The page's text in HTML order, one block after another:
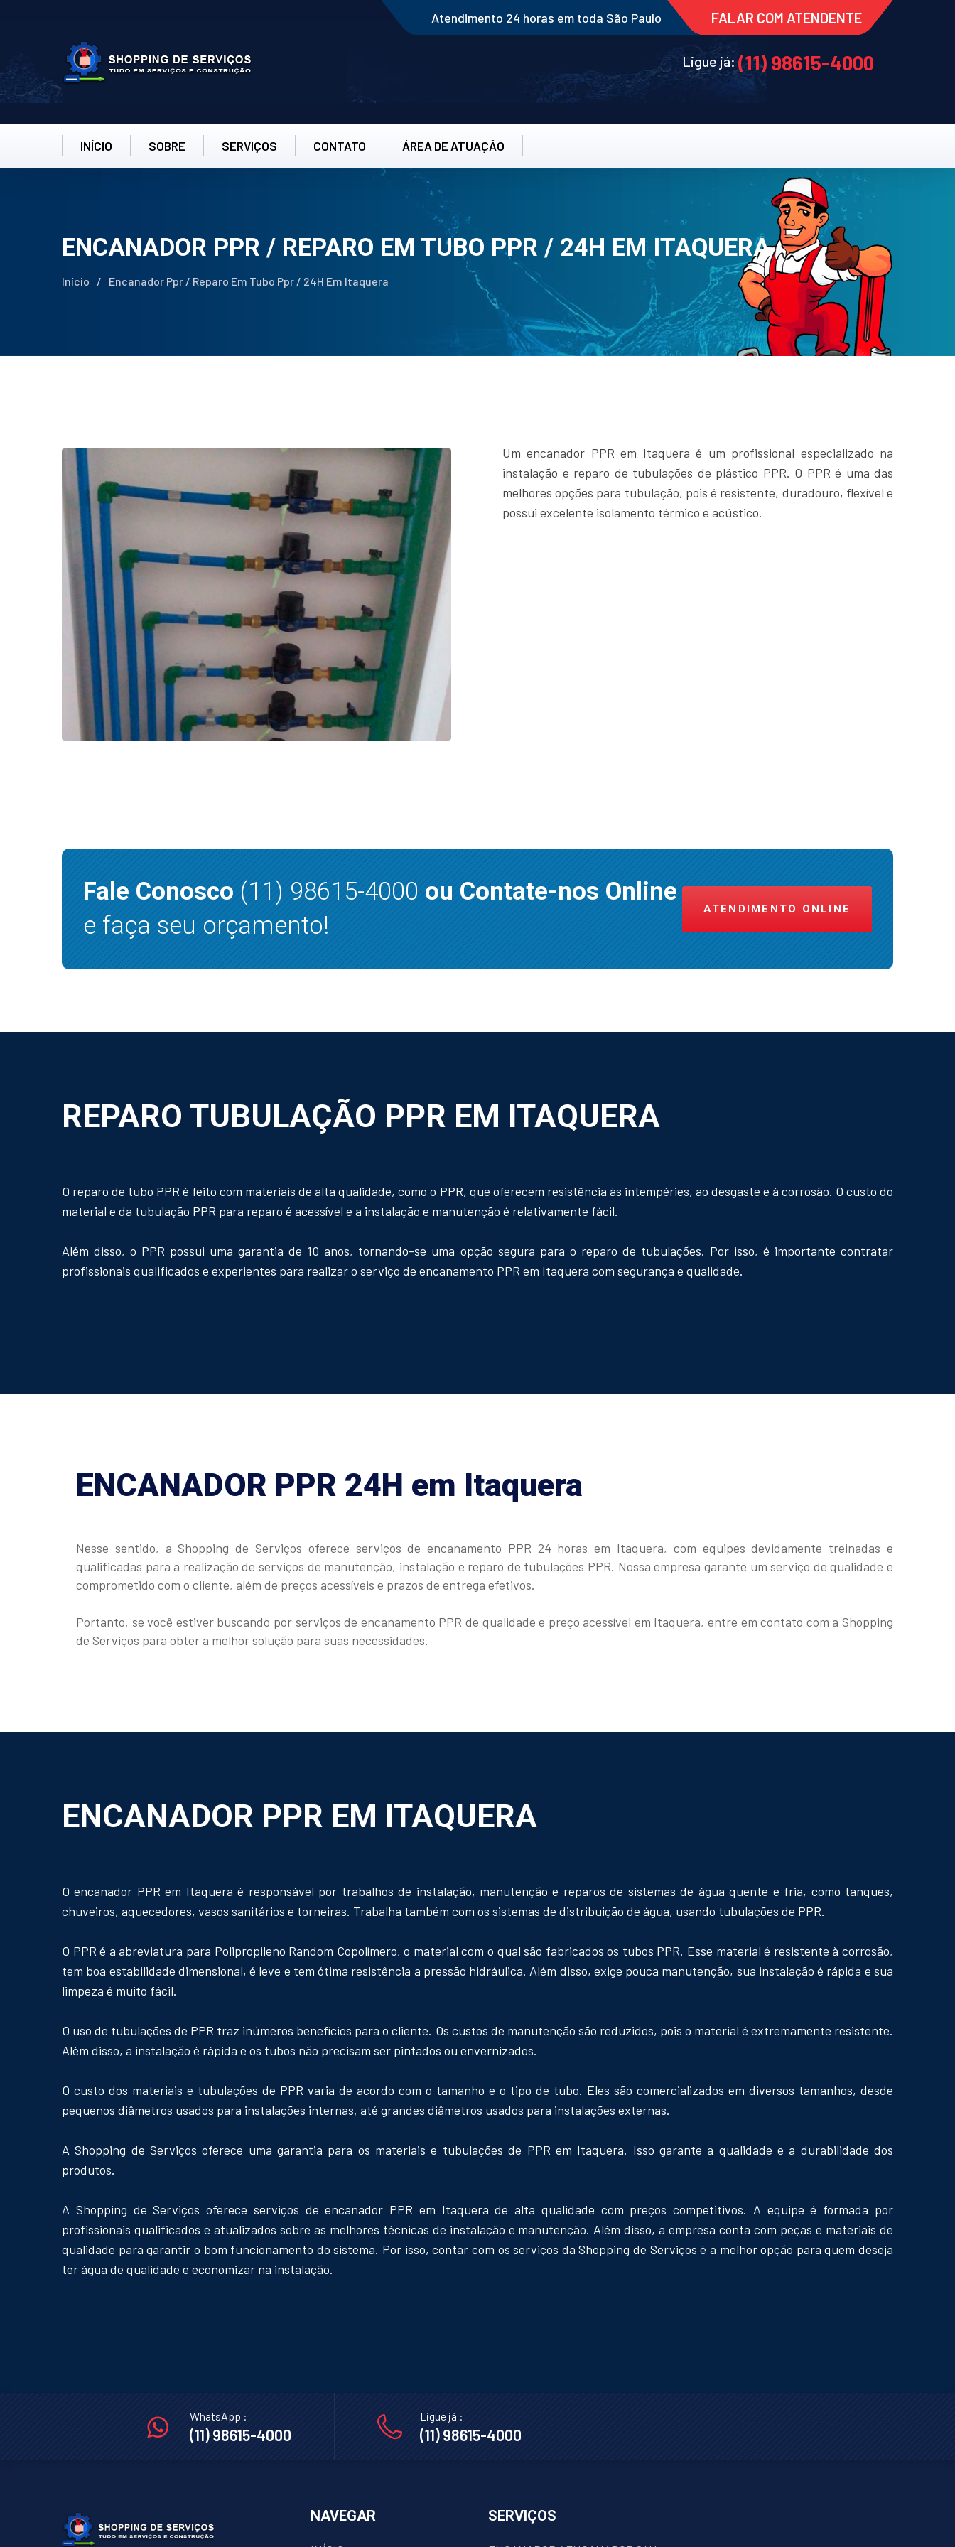
Atendimento 24 horas em toda São Paulo FALAR COM ATENDENTE
Ligue já: (11) 98615-4000
INÍCIO SOBRE SERVIÇOS CONTATO ÁREA DE ATUAÇÂO
ENCANADOR PPR / REPARO EM TUBO PPR / 24H EM ITAQUERA
Início / Encanador Ppr / Reparo Em Tubo Ppr / 24H Em Itaquera
Um encanador PPR em Itaquera é um profissional especializado na
instalação e reparo de tubulações de plástico PPR. O PPR é uma das
melhores opções para tubulação, pois é resistente, duradouro, flexível e
possui excelente isolamento térmico e acústico.
Fale Conosco(11) 98615-4000 ou Contate-nos Online
e faça seu orçamento!
ATENDIMENTO ONLINE
REPARO TUBULAÇÃO PPR EM ITAQUERA
O reparo de tubo PPR é feito com materiais de alta qualidade, como o PPR, que oferecem resistência às intempéries, ao desgaste e à corrosão. O custo do
material e da tubulação PPR para reparo é acessível e a instalação e manutenção é relativamente fácil.
Além disso, o PPR possui uma garantia de 10 anos, tornando-se uma opção segura para o reparo de tubulações. Por isso, é importante contratar
profissionais qualificados e experientes para realizar o serviço de encanamento PPR em Itaquera com segurança e qualidade.
ENCANADOR PPR 24H em Itaquera
Nesse sentido, a Shopping de Serviços oferece serviços de encanamento PPR 24 horas em Itaquera, com equipes devidamente treinadas e
qualificadas para a realização de serviços de manutenção, instalação e reparo de tubulações PPR. Nossa empresa garante um serviço de qualidade e
comprometido com o cliente, além de preços acessíveis e prazos de entrega efetivos.
Portanto, se você estiver buscando por serviços de encanamento PPR de qualidade e preço acessível em Itaquera, entre em contato com a Shopping
de Serviços para obter a melhor solução para suas necessidades.
ENCANADOR PPR EM ITAQUERA
O encanador PPR em Itaquera é responsável por trabalhos de instalação, manutenção e reparos de sistemas de água quente e fria, como tanques,
chuveiros, aquecedores, vasos sanitários e torneiras. Trabalha também com os sistemas de distribuição de água, usando tubulações de PPR.
O PPR é a abreviatura para Polipropileno Random Copolímero, o material com o qual são fabricados os tubos PPR. Esse material é resistente à corrosão,
tem boa estabilidade dimensional, é leve e tem ótima resistência a pressão hidráulica. Além disso, exige pouca manutenção, sua instalação é rápida e sua
limpeza é muito fácil.
O uso de tubulações de PPR traz inúmeros benefícios para o cliente. Os custos de manutenção são reduzidos, pois o material é extremamente resistente.
Além disso, a instalação é rápida e os tubos não precisam ser pintados ou envernizados.
O custo dos materiais e tubulações de PPR varia de acordo com o tamanho e o tipo de tubo. Eles são comercializados em diversos tamanhos, desde
pequenos diâmetros usados para instalações internas, até grandes diâmetros usados para instalações externas.
A Shopping de Serviços oferece uma garantia para os materiais e tubulações de PPR em Itaquera. Isso garante a qualidade e a durabilidade dos
produtos.
A Shopping de Serviços oferece serviços de encanador PPR em Itaquera de alta qualidade com preços competitivos. A equipe é formada por
profissionais qualificados e atualizados sobre as melhores técnicas de instalação e manutenção. Além disso, a empresa conta com peças e materiais de
qualidade para garantir o bom funcionamento do sistema. Por isso, contar com os serviços da Shopping de Serviços é a melhor opção para quem deseja
ter água de qualidade e economizar na instalação.
WhatsApp :
(11) 98615-4000
Ligue já :
(11) 98615-4000
NAVEGAR SERVIÇOS